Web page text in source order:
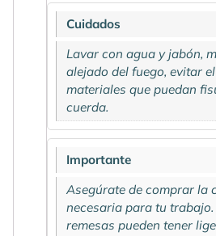
Cuidados
Lavar con agua y jabón,
alejado del fuego, evitar
materiales que puedan
cuerda.
Importante
Asegúrate de comprar la
necesaria para tu trabajo.
remesas pueden tener